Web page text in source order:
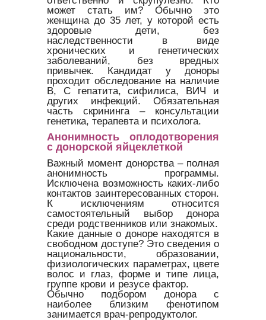
может стать им? Обычно это
женщина до 35 лет, у которой есть
здоровые дети, без
наследственности в виде
хронических и генетических
заболеваний, без вредных
привычек. Кандидат у доноры
проходит обследование на наличие
В, С гепатита, сифилиса, ВИЧ и
других инфекций. Обязательная
часть скрининга – консультации
генетика, терапевта и психолога.
Анонимность оплодотворения
с донорской яйцеклеткой
Важный момент донорства – полная
анонимность программы.
Исключена возможность каких-либо
контактов заинтересованных сторон.
К исключениям относится
самостоятельный выбор донора
среди родственников или знакомых.
Какие данные о доноре находятся в
свободном доступе? Это сведения о
национальности, образовании,
физиологических параметрах, цвете
волос и глаз, форме и типе лица,
группе крови и резусе фактор.
Обычно подбором донора с
наиболее близким фенотипом
занимается врач-репродуктолог.